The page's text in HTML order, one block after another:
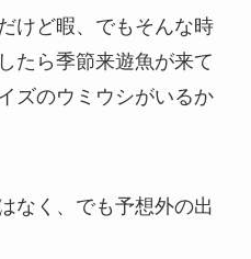
けど暇、でもそんな時
たら季節来遊魚が来て
ズのウミウシがいるか
なく、でも予想外の出